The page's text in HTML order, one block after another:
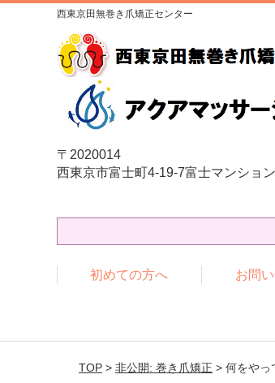
西東京田無巻き爪矯正センター
〒2020014
西東京市富士町4-19-7富士マンショ
初めての方へ お問
TOP> 非公開: 巻き爪矯正 > 何をやっ